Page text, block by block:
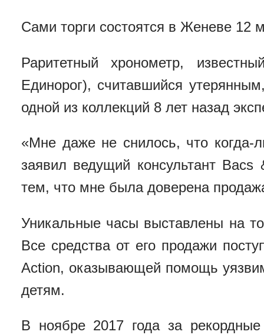
Сами торги состоятся в Женеве 12
Раритетный хронометр,
Единорог), считавшийся
одной из коллекций 8 лет назад
«Мне даже не снилось, что когда-
заявил ведущий консультант
тем, что мне была доверена
Уникальные часы выставлены на
Все средства от его продажи
Action, оказывающей помощь
детям.
В ноябре 2017 года за